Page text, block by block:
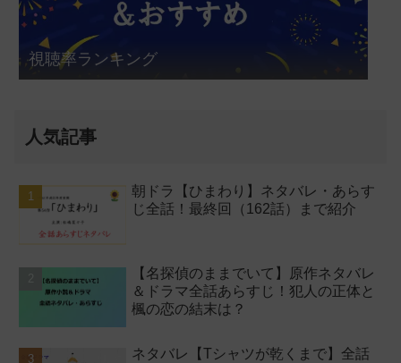
視聴率ランキング
人気記事
朝ドラ【ひまわり】ネタバレ・あらす
じ全話！最終回（162話）まで紹介
【名探偵のままでいて】原作ネタバレ
＆ドラマ全話あらすじ！犯人の正体と
楓の恋の結末は？
ネタバレ【Tシャツが乾くまで】全話